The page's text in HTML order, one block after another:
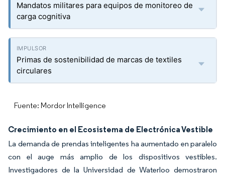
Mandatos militares para equipos de monitoreo de
carga cognitiva
Primas de sostenibilidad de marcas de textiles
circulares
Fuente: Mordor Intelligence
Crecimiento en el Ecosistema de Electrónica Vestible
La demanda de prendas inteligentes ha aumentado en paralelo
con el auge más amplio de los dispositivos vestibles.
Investigadores de la Universidad de Waterloo demostraron